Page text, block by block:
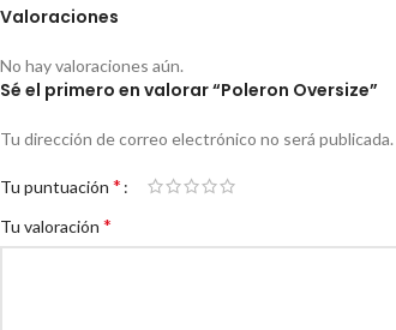
Valoraciones
No hay valoraciones aún.
Sé el primero en valorar “Poleron Oversize”
Tu dirección de correo electrónico no será publicada.
Tu puntuación *
Tu valoración *